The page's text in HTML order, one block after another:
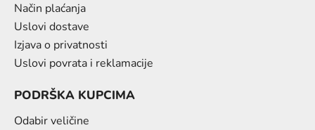
Način plaćanja
Uslovi dostave
Izjava o privatnosti
Uslovi povrata i reklamacije
PODRŠKA KUPCIMA
Odabir veličine